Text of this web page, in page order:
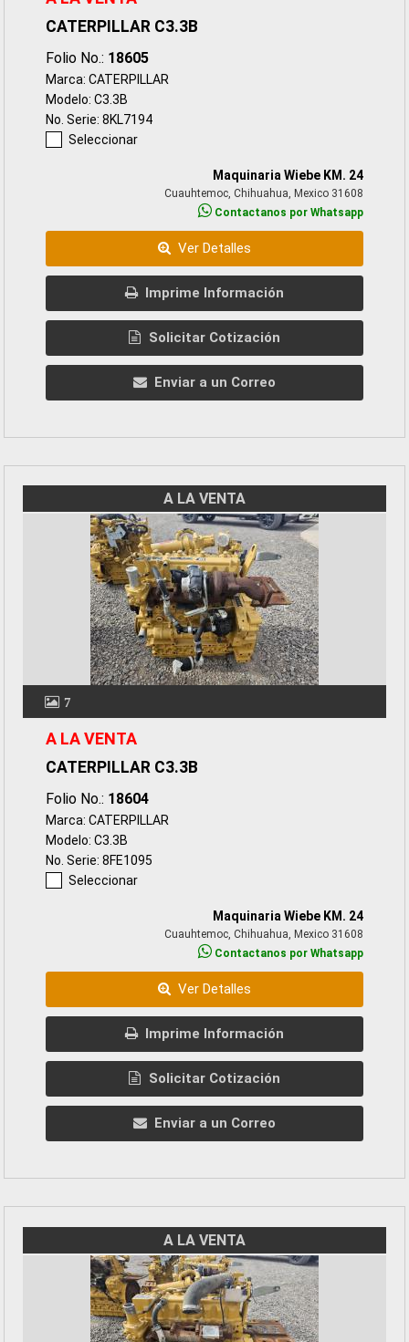
CATERPILLAR C3.3B
Folio No.: 18605
Marca: CATERPILLAR
Modelo: C3.3B
No. Serie: 8KL7194
Seleccionar
Maquinaria Wiebe KM. 24
Cuauhtemoc, Chihuahua, Mexico 31608
Contactanos por Whatsapp
Ver Detalles
Imprime Información
Solicitar Cotización
Enviar a un Correo
A LA VENTA
7
A LA VENTA
CATERPILLAR C3.3B
Folio No.: 18604
Marca: CATERPILLAR
Modelo: C3.3B
No. Serie: 8FE1095
Seleccionar
Maquinaria Wiebe KM. 24
Cuauhtemoc, Chihuahua, Mexico 31608
Contactanos por Whatsapp
Ver Detalles
Imprime Información
Solicitar Cotización
Enviar a un Correo
A LA VENTA